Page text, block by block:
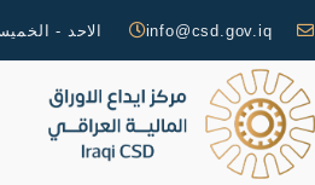
info@csd.gov.iq الاحد - الخميس: 8 ص